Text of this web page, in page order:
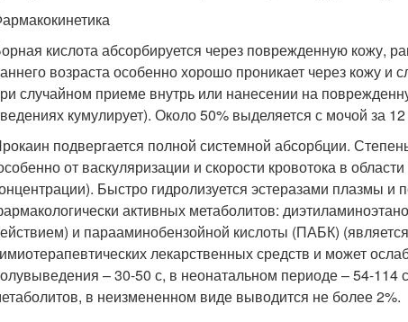
кислота абсорбируется через поврежденную кожу,
возраста особенно хорошо проникает через кожу
случайном приеме внутрь или нанесении на
кумулирует). Около 50% выделяется с мочой за
подвергается полной системной абсорбции.
от васкуляризации и скорости кровотока в
Быстро гидролизуется эстеразами плазмы и
активных метаболитов:
и парааминобензойной кислоты (ПАБК)
лекарственных средств и может
– 30-50 с, в неонатальном периоде – 54-
в неизмененном виде выводится не более 2%.